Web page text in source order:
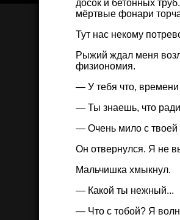
досок и бетонных
мёртвые фонари
Тут нас некому
Рыжий ждал меня
физиономия.
— У тебя что,
— Ты знаешь, что ради
— Очень мило с твоей
Он отвернулся. Я не
Мальчишка хмыкнул.
— Какой ты нежный...
— Что с тобой? Я